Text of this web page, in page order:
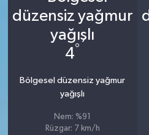
4°
Bölgesel düzensiz yağmur
yağışlı
Nem: %91
Rüzgar: 7 km/h